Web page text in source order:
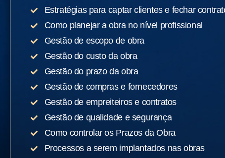
Estratégias para captar clientes e fechar
Como planejar a obra no nível profissional
Gestão de escopo de obra
Gestão do custo da obra
Gestão do prazo da obra
Gestão de compras e fornecedores
Gestão de empreiteiros e contratos
Gestão de qualidade e segurança
Como controlar os Prazos da Obra
Processos a serem implantados nas obras